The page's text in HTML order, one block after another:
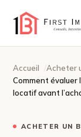
Accueil
Acheter
Comment évaluer
locatif avant
ACHETER UN